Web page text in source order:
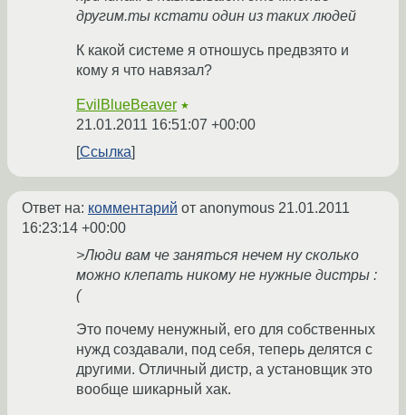
другим.ты кстати один из таких людей
К какой системе я отношусь предвзято и
кому я что навязал?
EvilBlueBeaver ★
21.01.2011 16:51:07 +00:00
Ссылка
Ответ на: комментарий от anonymous 21.01.2011
16:23:14 +00:00
>Люди вам че заняться нечем ну сколько
можно клепать никому не нужные дистры :
(
Это почему ненужный, его для собственных
нужд создавали, под себя, теперь делятся с
другими. Отличный дистр, а установщик это
вообще шикарный хак.